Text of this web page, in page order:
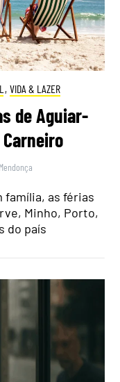
, VIDA & LAZER
de Aguiar-
as férias
Minho, Porto,
do país